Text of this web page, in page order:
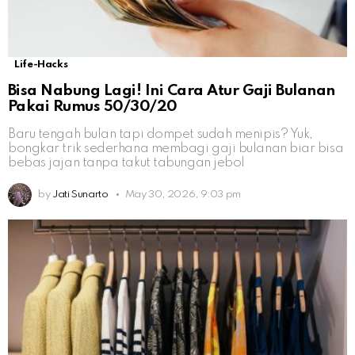
Life-Hacks
Bisa Nabung Lagi! Ini Cara Atur Gaji Bulanan
Pakai Rumus 50/30/20
Baru tengah bulan tapi dompet sudah menipis? Yuk,
bongkar trik sederhana membagi gaji bulanan biar bisa
bebas jajan tanpa takut tabungan jebol
by Jati Sunarto May 30, 2026, 9:03 pm